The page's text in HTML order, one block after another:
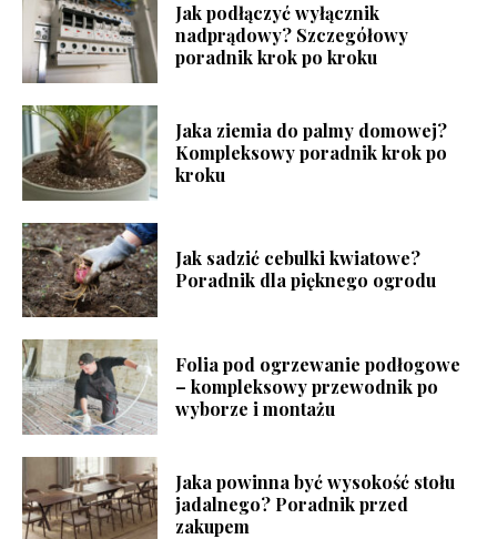
Jak podłączyć wyłącznik
nadprądowy? Szczegółowy
poradnik krok po kroku
Jaka ziemia do palmy domowej?
Kompleksowy poradnik krok po
kroku
Jak sadzić cebulki kwiatowe?
Poradnik dla pięknego ogrodu
Folia pod ogrzewanie podłogowe
– kompleksowy przewodnik po
wyborze i montażu
Jaka powinna być wysokość stołu
jadalnego? Poradnik przed
zakupem